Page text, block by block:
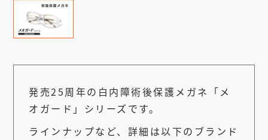
発売25周年の白内障術後保護メガネ「メ
オガード」シリーズです。
ラインナップなど、詳細は以下のブランド